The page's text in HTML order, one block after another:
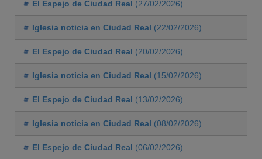
El Espejo de Ciudad Real (27/02/2026)
Iglesia noticia en Ciudad Real (22/02/2026)
El Espejo de Ciudad Real (20/02/2026)
Iglesia noticia en Ciudad Real (15/02/2026)
El Espejo de Ciudad Real (13/02/2026)
Iglesia noticia en Ciudad Real (08/02/2026)
El Espejo de Ciudad Real (06/02/2026)